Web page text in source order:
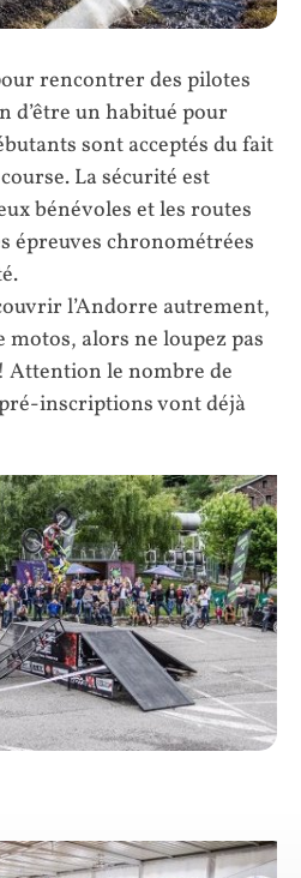
rencontrer des pilotes
d’être un habitué pour
sont acceptés du fait
La sécurité est
bénévoles et les routes
épreuves chronométrées
l’Andorre autrement,
motos, alors ne loupez pas
Attention le nombre de
inscriptions vont déjà